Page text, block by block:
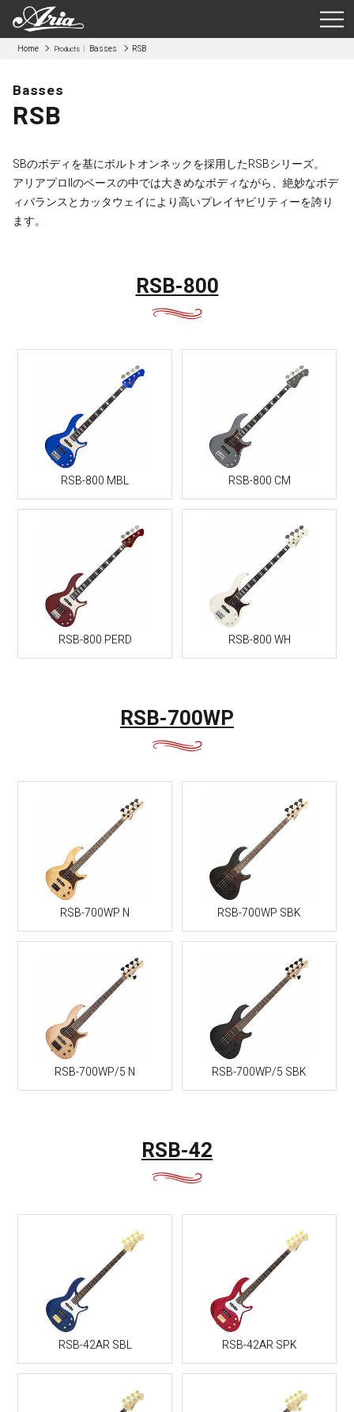
Home Products Basses RSB
Basses
RSB
SBのボディを基にボルトオンネックを採用したRSBシリーズ。
アリアプロIIのベースの中では大きめなボディながら、絶妙なボデ
ィバランスとカッタウェイにより高いプレイヤビリティーを誇り
ます。
RSB-800
RSB-800 MBL RSB-800 CM
RSB-800 PERD RSB-800 WH
RSB-700WP
RSB-700WP N RSB-700WP SBK
RSB-700WP/5 N RSB-700WP/5 SBK
RSB-42
RSB-42AR SBL RSB-42AR SPK